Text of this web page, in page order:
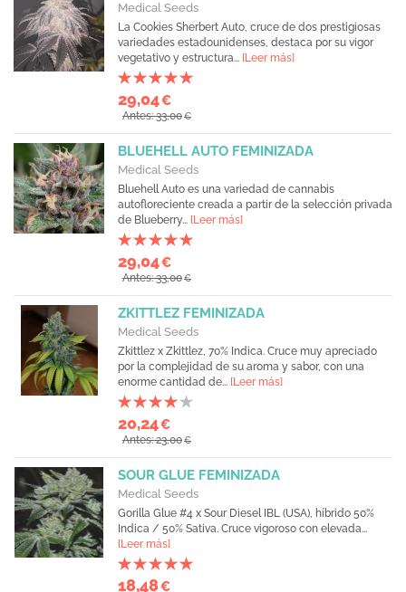
Medical Seeds
La Cookies Sherbert Auto, cruce de dos prestigiosas
variedades estadounidenses, destaca por su vigor
vegetativo y estructura... [Leer más]
29,04€
Antes: 33,00€
BLUEHELL AUTO FEMINIZADA
Medical Seeds
Bluehell Auto es una variedad de cannabis
autofloreciente creada a partir de la selección privada
de Blueberry... [Leer más]
29,04€
Antes: 33,00€
ZKITTLEZ FEMINIZADA
Medical Seeds
Zkittlez x Zkittlez, 70% Indica. Cruce muy apreciado
por la complejidad de su aroma y sabor, con una
enorme cantidad de... [Leer más]
20,24€
Antes: 23,00€
SOUR GLUE FEMINIZADA
Medical Seeds
Gorilla Glue #4 x Sour Diesel IBL (USA), híbrido 50%
Indica / 50% Sativa. Cruce vigoroso con elevada...
[Leer más]
18,48€